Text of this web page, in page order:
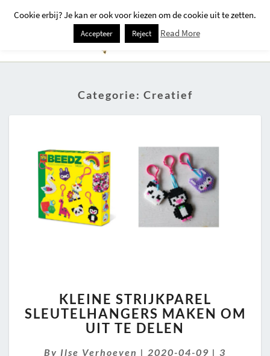
Categorie: Creatief
STRIJKPAREL
SLEUTELHANGERS
MAKEN
UIT
KLEINE STRIJKPAREL
SLEUTELHANGERS MAKEN OM
UIT TE DELEN
By Ilse Verhoeven | 2020-04-09 | 3
Cookie erbij? Je kan er ook voor kiezen om de cookie uit te zetten.
Accepteer Reject Read More